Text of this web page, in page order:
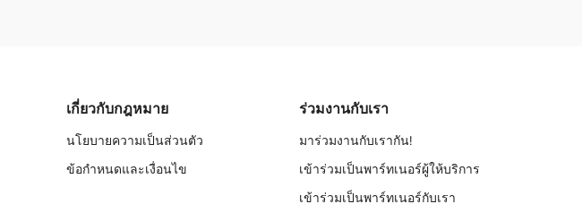
เกี่ยวกับกฎหมาย
นโยบายความเป็นส่วนตัว
ข้อกำหนดและเงื่อนไข
ร่วมงานกับเรา
มาร่วมงานกับเรากัน!
เข้าร่วมเป็นพาร์ทเนอร์ผู้ให้บริการ
เข้าร่วมเป็นพาร์ทเนอร์กับเรา